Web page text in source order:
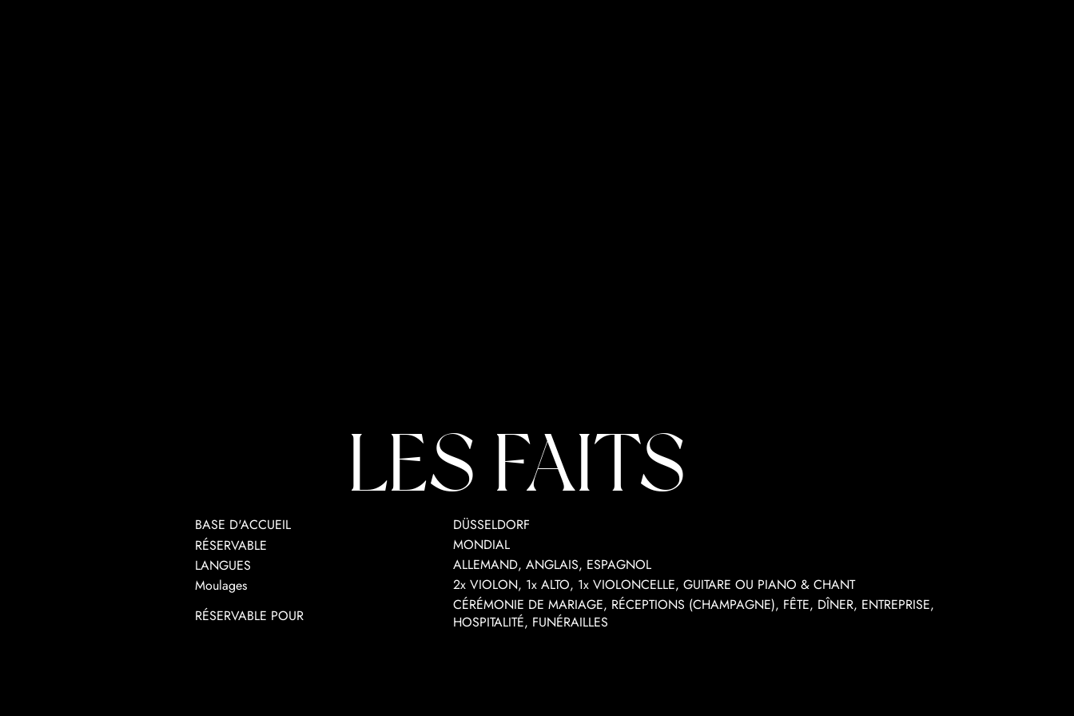
BASE D'ACCUEIL
DÜSSELDORF
RÉSERVABLE
MONDIAL
LANGUES
ALLEMAND, ANGLAIS, ESPAGNOL
Moulages
2x VIOLON, 1x ALTO, 1x VIOLONCELLE, GUITARE OU PIANO & CHANT
RÉSERVABLE POUR
CÉRÉMONIE DE MARIAGE, RÉCEPTIONS (CHAMPAGNE), FÊTE, DÎNER, ENTREPRISE,
HOSPITALITÉ, FUNÉRAILLES
LES FAITS